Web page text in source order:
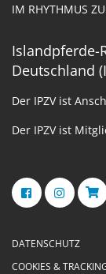
IM RHYTHMUS
Islandpferde-
Deutschland
Der IPZV ist
Der IPZV ist
DATENSCHUTZ
COOKIES &